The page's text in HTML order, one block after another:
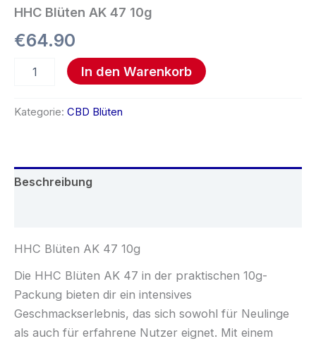
HHC Blüten AK 47 10g
€64.90
In den Warenkorb
Kategorie: CBD Blüten
Beschreibung
HHC Blüten AK 47 10g
Die HHC Blüten AK 47 in der praktischen 10g-
Packung bieten dir ein intensives
Geschmackserlebnis, das sich sowohl für Neulinge
als auch für erfahrene Nutzer eignet. Mit einem